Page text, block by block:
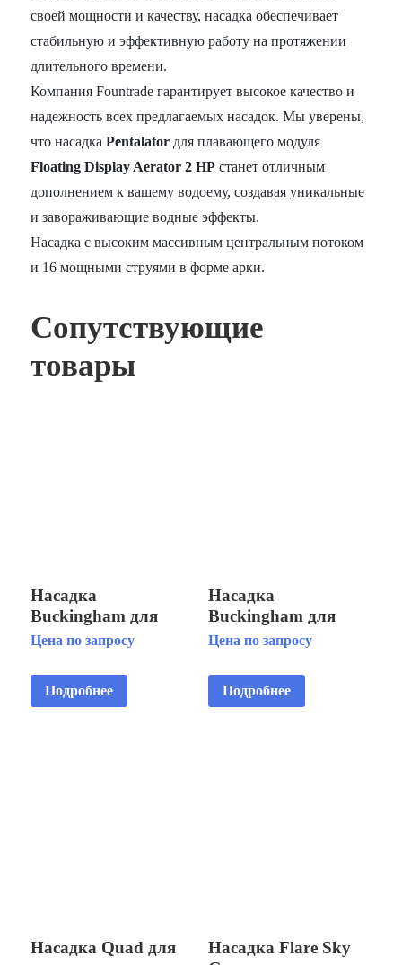
своей мощности и качеству, насадка обеспечивает
стабильную и эффективную работу на протяжении
длительного времени.
Компания Fountrade гарантирует высокое качество и
надежность всех предлагаемых насадок. Мы уверены,
что насадкаPentalator для плавающего модуля
Floating Display Aerator 2 HP станет отличным
дополнением к вашему водоему, создавая уникальные
и завораживающие водные эффекты.
Насадка с высоким массивным центральным потоком
и 16 мощными струями в форме арки.
Сопутствующие
товары
Насадка
Buckingham для
плавающего модуля
Fountain 2 HP
Цена по запросу
Подробнее
Насадка
Buckingham для
плавающего модуля
Fountain 5 HP
Цена по запросу
Подробнее
Насадка Quad для
Насадка Flare Sky